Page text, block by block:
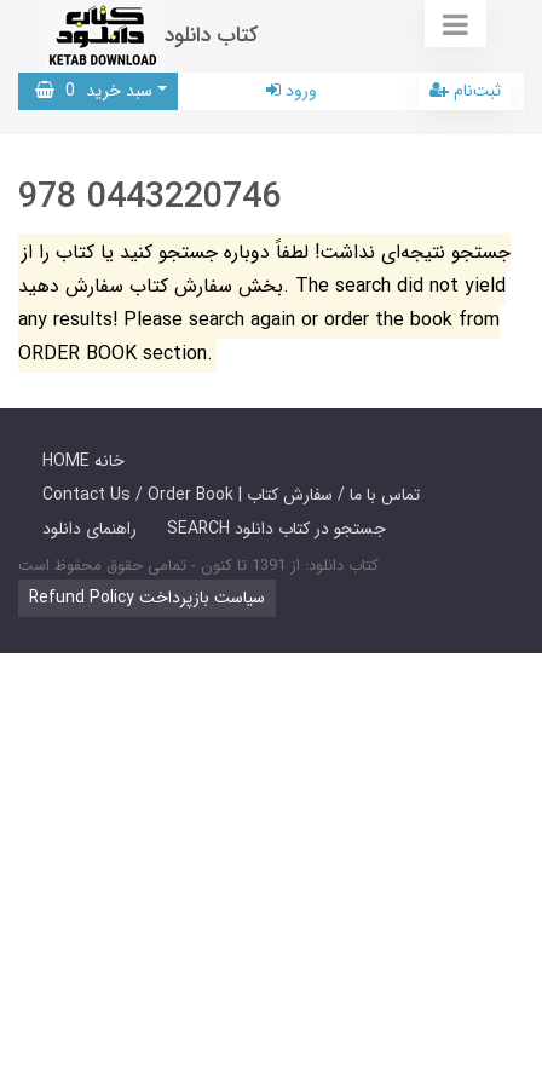
کتاب دانلود
سبد خرید 0 ورود ثبت‌نام
978 0443220746
جستجو نتیجه‌ای نداشت! لطفاً دوباره جستجو کنید یا کتاب را از
بخش سفارش کتاب سفارش دهید. The search did not yield
any results! Please search again or order the book from
ORDER BOOK section.
HOME خانه
Contact Us / Order Book | تماس با ما / سفارش کتاب
راهنمای دانلود
SEARCH جستجو در کتاب دانلود
کتاب دانلود: از 1391 تا کنون - تمامی حقوق محفوظ است
Refund Policy سیاست بازپرداخت